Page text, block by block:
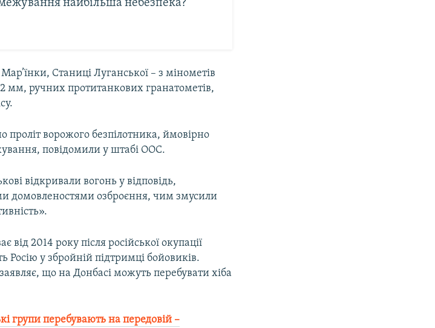
найбільша небезпека?
Станиці Луганської – з мінометів
мм, ручних протитанкових гранатометів,
проліт ворожого безпілотника, ймовірно
повідомили у штабі ООС.
відкривали вогонь у відповідь,
домовленостями озброєння, чим змусили
2014 року після російської окупації
Росію у збройній підтримці бойовиків.
що на Донбасі можуть перебувати хіба
групи перебувають на передовій –